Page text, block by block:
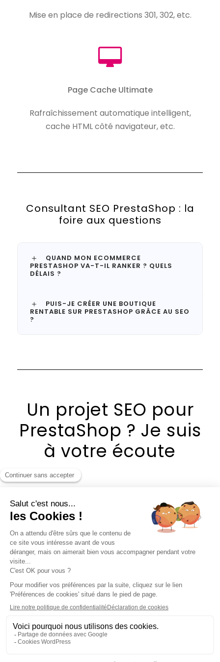
Mise en place de redirections 301, 302, etc.
Page Cache Ultimate
Rafraîchissement automatique intelligent,
cache HTML côté navigateur, etc.
Consultant SEO PrestaShop : la
foire aux questions
QUAND MON ECOMMERCE
PRESTASHOP VA-T-IL RANKER ? QUELS
DÉLAIS ?
PUIS-JE CRÉER UNE BOUTIQUE
RENTABLE SUR PRESTASHOP GRÂCE AU SEO
?
Un projet SEO pour
PrestaShop ? Je suis
à votre écoute
📧contact@jonahmucchiutti.com
💻 Consultant SEO